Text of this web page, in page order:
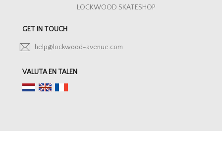
LOCKWOOD SKATESHOP
GET IN TOUCH
help@lockwood-avenue.com
VALUTA EN TALEN